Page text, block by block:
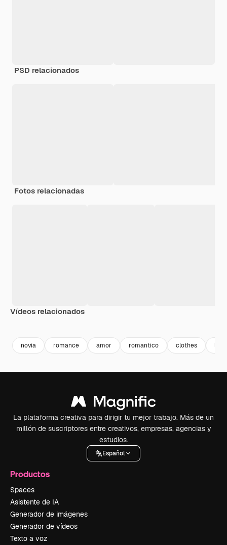
PSD relacionados
Fotos relacionadas
Vídeos relacionados
novia romance amor romantico clothes
La plataforma creativa para dirigir tu mejor trabajo. Más de un
millón de suscriptores entre creativos, empresas, agencias y
estudios.
Español
Productos
Spaces
Asistente de IA
Generador de imágenes
Generador de vídeos
Texto a voz